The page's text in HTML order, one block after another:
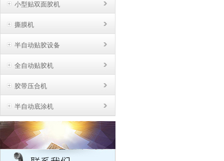
小型贴双面胶机
撕膜机
半自动贴胶设备
全自动贴胶机
胶带压合机
半自动底涂机